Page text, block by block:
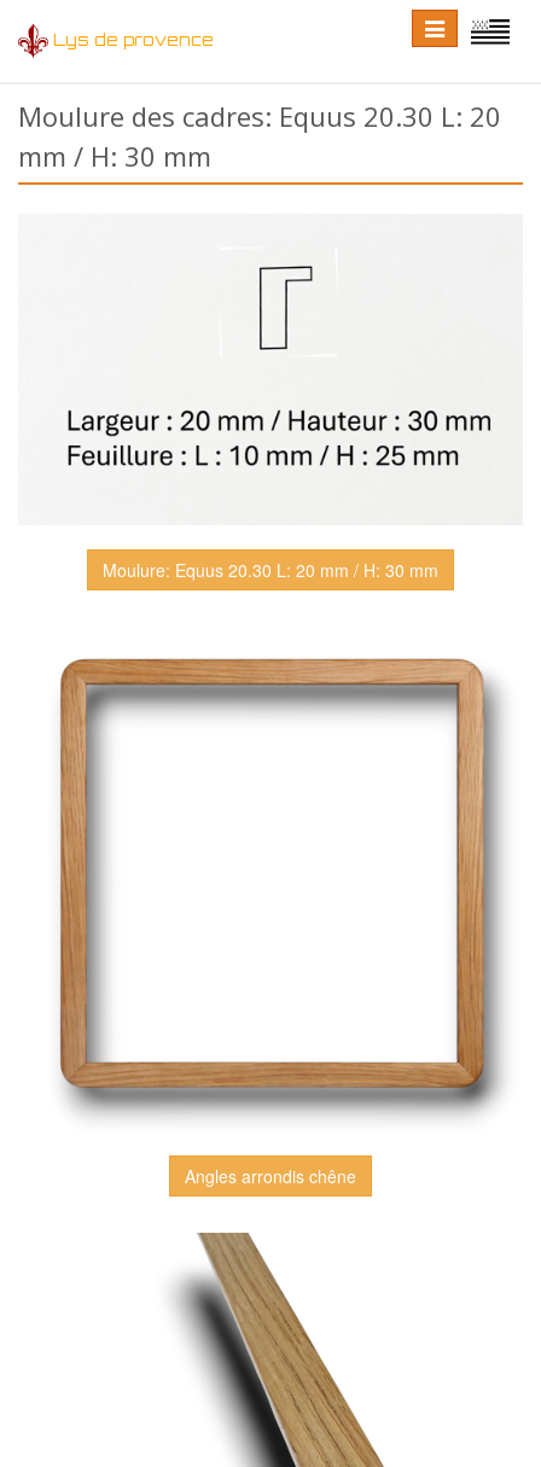
Lys de provence
Toggle
language
Toggle
navigation
Moulure des cadres: Equus 20.30 L: 20
mm / H: 30 mm
Moulure: Equus 20.30 L: 20 mm / H: 30 mm
Angles arrondis chêne